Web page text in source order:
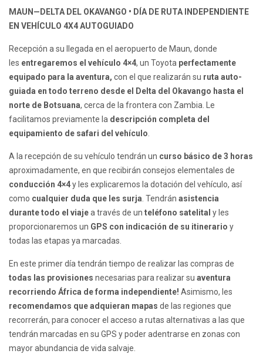
MAUN—DELTA DEL OKAVANGO • DÍA DE RUTA INDEPENDIENTE
EN VEHÍCULO 4X4 AUTOGUIADO
Recepción a su llegada en el aeropuerto de Maun, donde
les entregaremos el vehículo 4×4, un Toyota perfectamente
equipado para la aventura, con el que realizarán su ruta auto-
guiada en todo terreno desde el Delta del Okavango hasta el
norte de Botsuana, cerca de la frontera con Zambia. Le
facilitamos previamente la descripción completa del
equipamiento de safari del vehículo.
A la recepción de su vehículo tendrán un curso básico de 3 horas
aproximadamente, en que recibirán consejos elementales de
conducción 4×4y les explicaremos la dotación del vehículo, así
como cualquier duda que les surja. Tendrán asistencia
durante todo el viajea través de un teléfono satelital y les
proporcionaremos un GPS con indicación de su itinerario y
todas las etapas ya marcadas.
En este primer día tendrán tiempo de realizar las compras de
todas las provisiones necesarias para realizar su aventura
recorriendo África de forma independiente! Asimismo, les
recomendamos que adquieran mapas de las regiones que
recorrerán, para conocer el acceso a rutas alternativas a las que
tendrán marcadas en su GPS y poder adentrarse en zonas con
mayor abundancia de vida salvaje.